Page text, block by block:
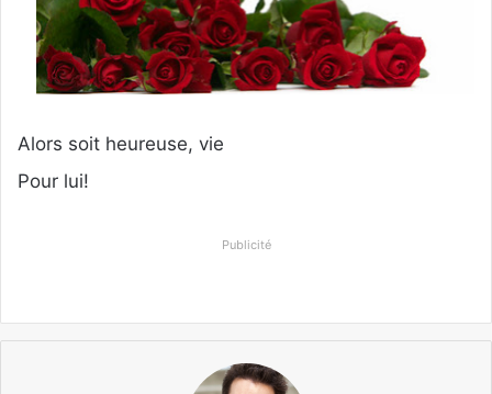
Alors soit heureuse, vie
Pour lui!
Publicité